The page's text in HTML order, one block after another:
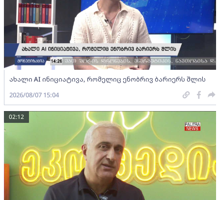
ახალი AI ინიციატივა, რომელიც ენობრივ ბარიერს შლის
2026/08/07 15:04
02:12